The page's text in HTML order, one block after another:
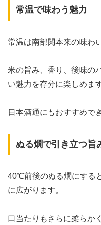
常温で味わう魅力
常温は南部関本来の味わ
米の旨み、香り、後味の
い魅力を存分に楽しめます
日本酒通にもおすすめで
ぬる燗で引き立つ旨
40℃前後のぬる燗にする
に広がります。
口当たりもさらに柔らか